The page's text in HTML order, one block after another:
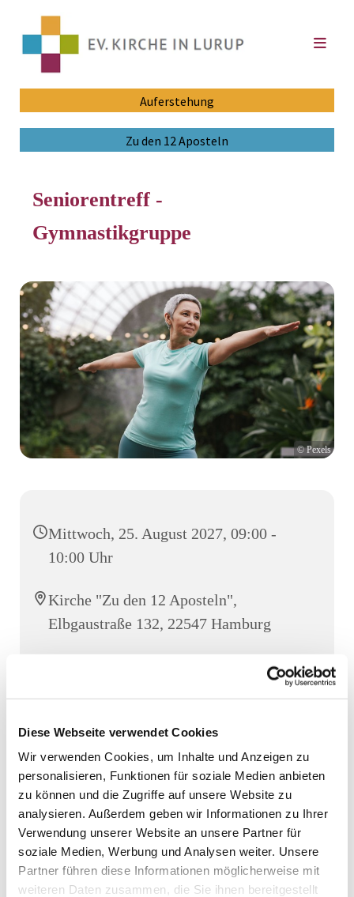
Diese Webseite verwendet Cookies
Wir verwenden Cookies, um Inhalte und Anzeigen zu
personalisieren, Funktionen für soziale Medien anbieten
zu können und die Zugriffe auf unsere Website zu
analysieren. Außerdem geben wir Informationen zu Ihrer
Verwendung unserer Website an unsere Partner für
soziale Medien, Werbung und Analysen weiter. Unsere
Partner führen diese Informationen möglicherweise mit
weiteren Daten zusammen, die Sie ihnen bereitgestellt
Auferstehung
Zu den 12 Aposteln
Seniorentreff -
Gymnastikgruppe
© Pexels
Mittwoch, 25. August 2027, 09:00 -
10:00 Uhr
Kirche "Zu den 12 Aposteln",
Elbgaustraße 132, 22547 Hamburg
Fit bleiben, am besten bis ins hohe Alter - nicht nur davon
träumen, sondern auch etwas dafür tun! Jeden Donnerstag
von 10-11 Uhr im Seniorentreff der Kirchengemeinde
"Zu den 12 Aposteln", Elbgaustraße 140. Ein kleiner
monatlicher unkostenbeitrag wir derhoben. Mach mit!